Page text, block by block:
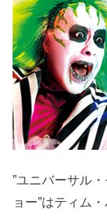
”ユニバーサル
ョー”はティム